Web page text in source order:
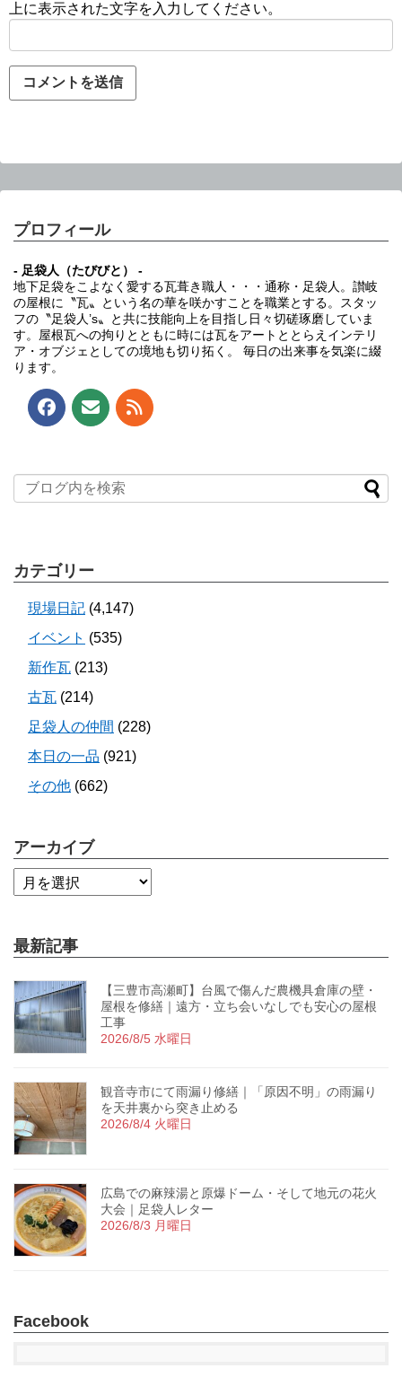
上に表示された文字を入力してください。
プロフィール
- 足袋人（たびびと） -
地下足袋をこよなく愛する瓦葺き職人・・・通称・足袋人。讃岐
の屋根に〝瓦〟という名の華を咲かすことを職業とする。スタッ
フの〝足袋人’s〟と共に技能向上を目指し日々切磋琢磨していま
す。屋根瓦への拘りとともに時には瓦をアートととらえインテリ
ア・オブジェとしての境地も切り拓く。 毎日の出来事を気楽に綴
ります。
カテゴリー
現場日記 (4,147)
イベント (535)
新作瓦 (213)
古瓦 (214)
足袋人の仲間 (228)
本日の一品 (921)
その他 (662)
アーカイブ
最新記事
【三豊市高瀬町】台風で傷んだ農機具倉庫の壁・
屋根を修繕｜遠方・立ち会いなしでも安心の屋根
工事
2026/8/5 水曜日
観音寺市にて雨漏り修繕｜「原因不明」の雨漏り
を天井裏から突き止める
2026/8/4 火曜日
広島での麻辣湯と原爆ドーム・そして地元の花火
大会｜足袋人レター
2026/8/3 月曜日
Facebook